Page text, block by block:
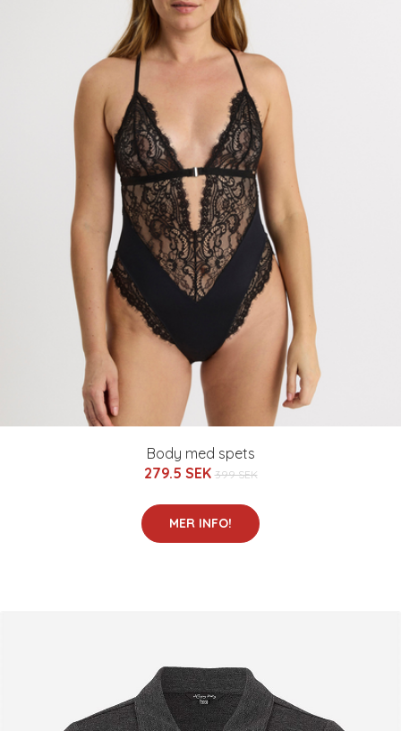
Body med spets
279.5 SEK 399 SEK
MER INFO!